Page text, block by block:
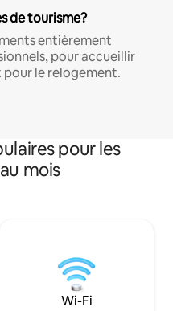
de tourisme?
entièrement
pour accueillir
le relogement.
pour les
mois
Wi-Fi